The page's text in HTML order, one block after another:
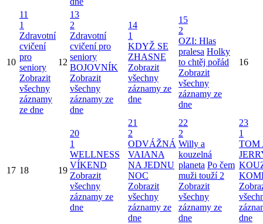
10
11
1
Zdravotní
cvičení
pro
seniory
Zobrazit
všechny
záznamy
ze dne
12
13
2
Zdravotní
cvičení pro
seniory
BOJOVNÍK
Zobrazit
všechny
záznamy ze
dne
14
1
KDYŽ SE
ZHASNE
Zobrazit
všechny
záznamy ze
dne
15
2
OZI: Hlas
pralesa Holky
to chtěj pořád
Zobrazit
všechny
záznamy ze
dne
16
17 18 19
20
1
WELLNESS
VÍKEND
Zobrazit
všechny
záznamy ze
dne
21
2
ODVÁŽNÁ
VAIANA
NA JEDNU
NOC
Zobrazit
všechny
záznamy ze
dne
22
2
Willy a
kouzelná
planeta Po čem
muži touží 2
Zobrazit
všechny
záznamy ze
dne
23
1
TOM
dne